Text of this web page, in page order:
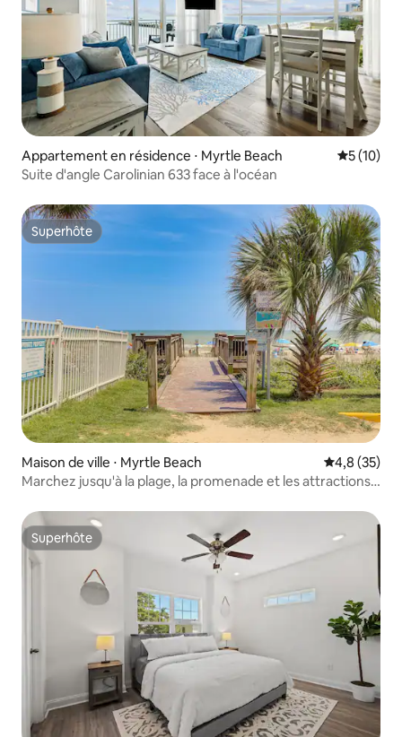
Appartement en résidence ⋅ Myrtle Beach
5 (10)
Suite d'angle Carolinian 633 face à l'océan
Superhôte
Superhôte
Maison de ville ⋅ Myrtle Beach Évaluation
4,8 (35)
Marchez jusqu'à la plage, la promenade et les attractions
Superhôte
Superhôte